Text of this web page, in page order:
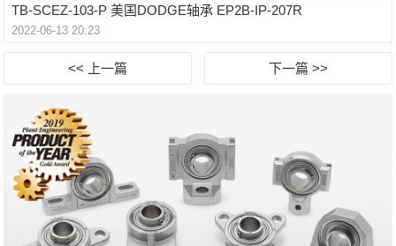
TB-SCEZ-103-P 美国DODGE轴承 EP2B-IP-207R
2022-06-13 20:23
<< 上一篇 下一篇 >>